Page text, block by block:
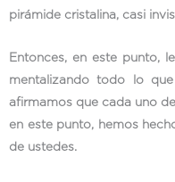
pirámide cristalina, casi
Entonces, en este punto,
mentalizando todo lo
afirmamos que cada uno
en este punto, hemos
de ustedes.